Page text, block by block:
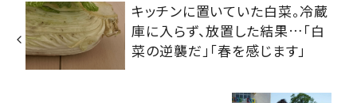
キッチンに置いていた白菜。冷蔵
庫に入らず、放置した結果…「白
菜の逆襲だ」「春を感じます」